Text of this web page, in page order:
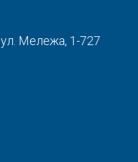
ул. Мележа, 1-727